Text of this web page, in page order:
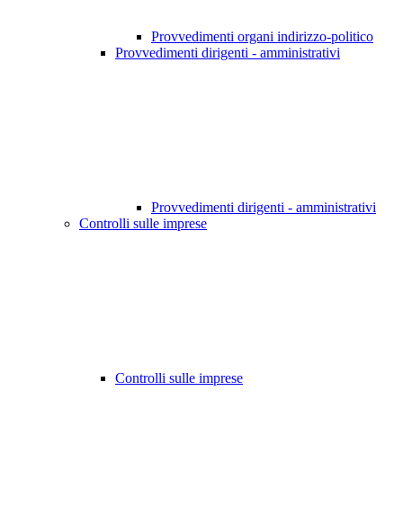
Provvedimenti organi indirizzo-politico
Provvedimenti dirigenti - amministrativi
Provvedimenti dirigenti - amministrativi
Controlli sulle imprese
Controlli sulle imprese